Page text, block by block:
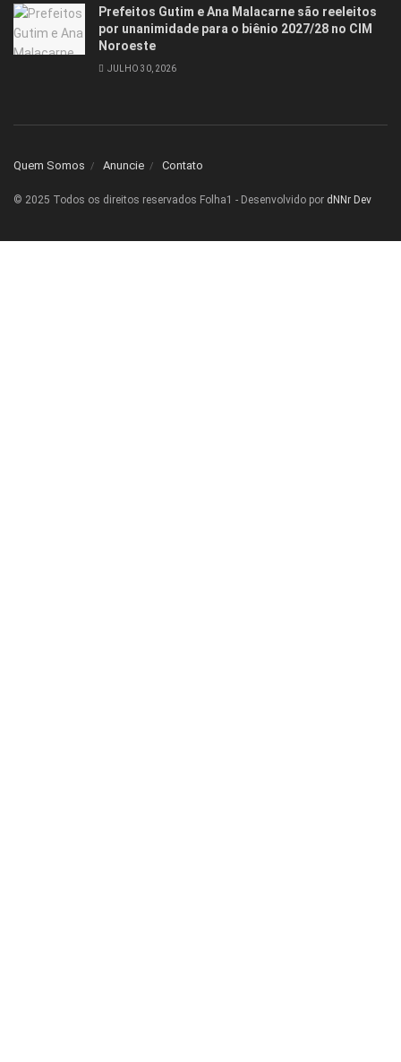
Prefeitos Gutim e Ana Malacarne são reeleitos
por unanimidade para o biênio 2027/28 no CIM
Noroeste
JULHO 30, 2026
Quem Somos Anuncie Contato
© 2025 Todos os direitos reservados Folha1 - Desenvolvido por dNNr Dev